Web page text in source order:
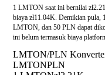
1 LMTON saat ini bernilai
biaya zł11.04K. Demikian pula,
LMTON, dan 50 PLN dapat
ini belum termasuk biaya
LMTON/PLN
LMTONPLN